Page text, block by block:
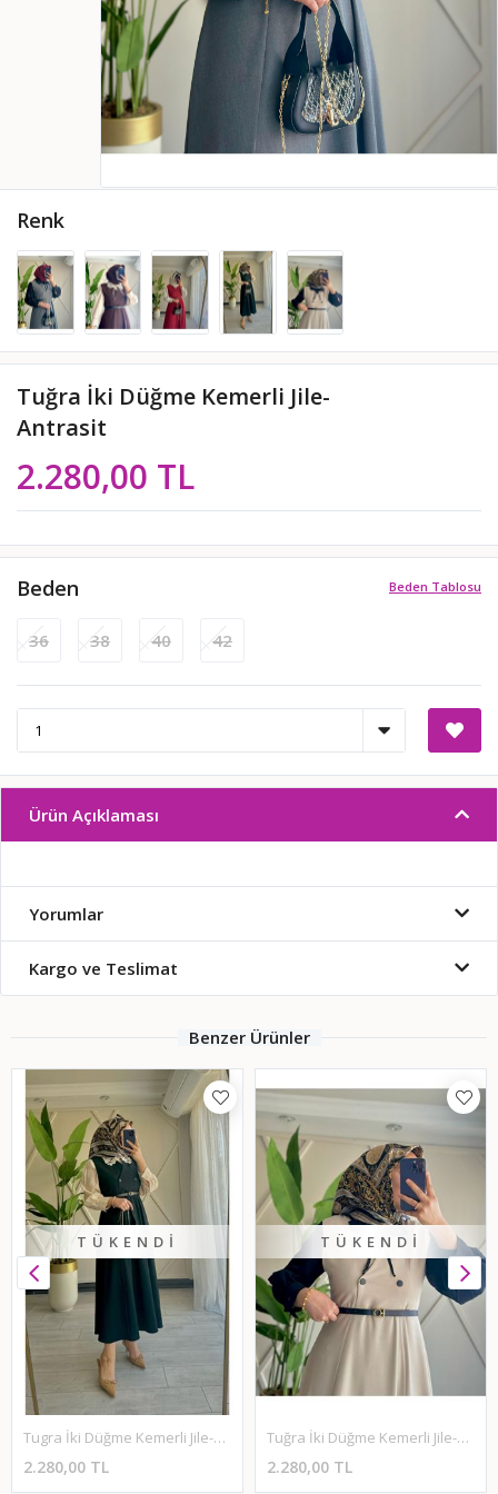
Tuğra İki Düğme Kemerli Jile-
Antrasit
2.280,00 TL
Renk
Beden Tablosu
Beden
36 38 40 42
Ürün Açıklaması
Yorumlar
Kargo ve Teslimat
Benzer Ürünler
TÜKENDI
Tugra İki Düğme Kemerli Jile-Siyah
2.280,00 TL
TÜKENDI
Tuğra İki Düğme Kemerli Jile-Taş
2.280,00 TL